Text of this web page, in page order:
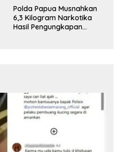
Polda Papua Musnahkan
6,3 Kilogram Narkotika
Hasil Pengungkapan